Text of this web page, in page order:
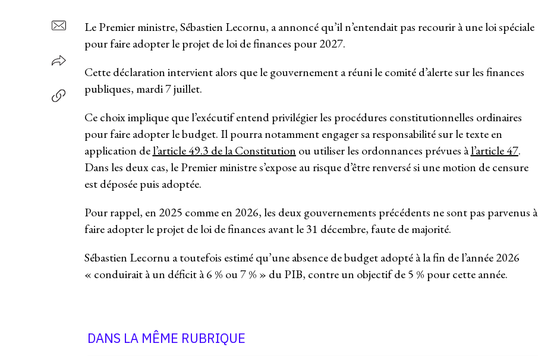
Le Premier ministre, Sébastien Lecornu, a annoncé qu’il n’entendait pas recourir à une loi spéciale
pour faire adopter le projet de loi de finances pour 2027.
Cette déclaration intervient alors que le gouvernement a réuni le comité d’alerte sur les finances
publiques, mardi 7 juillet.
Ce choix implique que l’exécutif entend privilégier les procédures constitutionnelles ordinaires
pour faire adopter le budget. Il pourra notamment engager sa responsabilité sur le texte en
application del’article 49.3 de la Constitution ou utiliser les ordonnances prévues àl’article 47.
Dans les deux cas, le Premier ministre s’expose au risque d’être renversé si une motion de censure
est déposée puis adoptée.
Pour rappel, en 2025 comme en 2026, les deux gouvernements précédents ne sont pas parvenus à
faire adopter le projet de loi de finances avant le 31 décembre, faute de majorité.
Sébastien Lecornu a toutefois estimé qu’une absence de budget adopté à la fin de l’année 2026
« conduirait à un déficit à 6 % ou 7 % » du PIB, contre un objectif de 5 % pour cette année.
DANS LA MÊME RUBRIQUE